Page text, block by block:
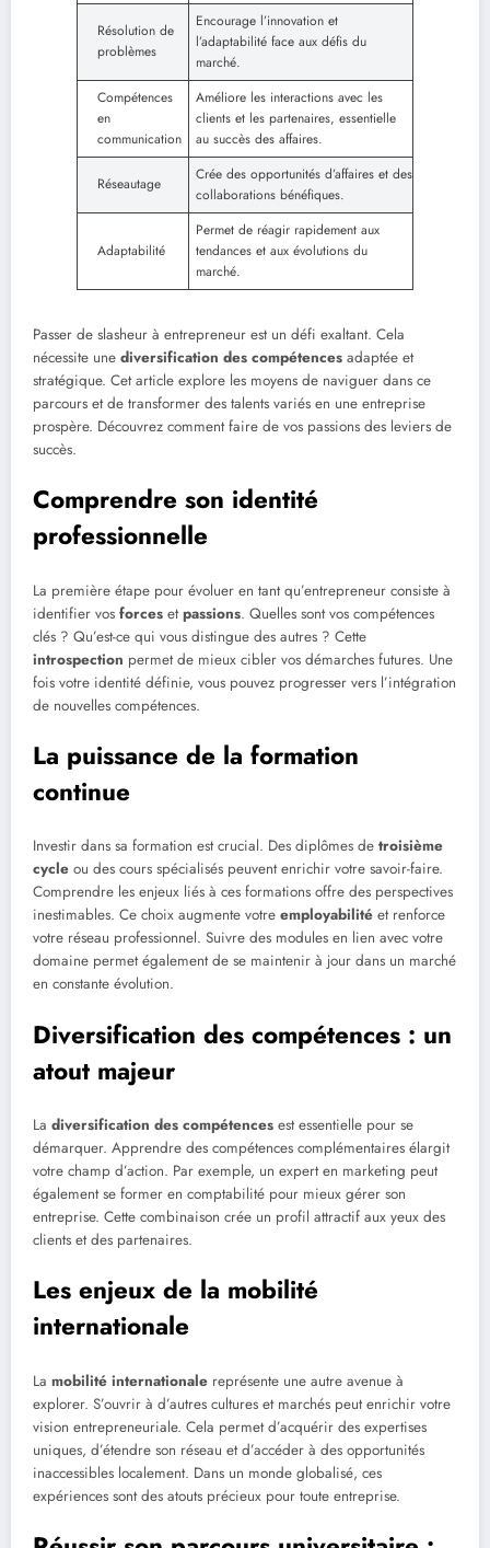
Résolution de
problèmes
Encourage l’innovation et
l’adaptabilité face aux défis du
marché.
Compétences
en
communication
Améliore les interactions avec les
clients et les partenaires, essentielle
au succès des affaires.
Réseautage
Crée des opportunités d’affaires et des
collaborations bénéfiques.
Adaptabilité
Permet de réagir rapidement aux
tendances et aux évolutions du
marché.
Passer de slasheur à entrepreneur est un défi exaltant. Cela
nécessite une diversification des compétences adaptée et
stratégique. Cet article explore les moyens de naviguer dans ce
parcours et de transformer des talents variés en une entreprise
prospère. Découvrez comment faire de vos passions des leviers de
succès.
Comprendre son identité
professionnelle
La première étape pour évoluer en tant qu’entrepreneur consiste à
identifier vos forces etpassions. Quelles sont vos compétences
clés ? Qu’est-ce qui vous distingue des autres ? Cette
introspection permet de mieux cibler vos démarches futures. Une
fois votre identité définie, vous pouvez progresser vers l’intégration
de nouvelles compétences.
La puissance de la formation
continue
Investir dans sa formation est crucial. Des diplômes de troisième
cycle ou des cours spécialisés peuvent enrichir votre savoir-faire.
Comprendre les enjeux liés à ces formations offre des perspectives
inestimables. Ce choix augmente votre employabilité et renforce
votre réseau professionnel. Suivre des modules en lien avec votre
domaine permet également de se maintenir à jour dans un marché
en constante évolution.
Diversification des compétences : un
atout majeur
La diversification des compétences est essentielle pour se
démarquer. Apprendre des compétences complémentaires élargit
votre champ d’action. Par exemple, un expert en marketing peut
également se former en comptabilité pour mieux gérer son
entreprise. Cette combinaison crée un profil attractif aux yeux des
clients et des partenaires.
Les enjeux de la mobilité
internationale
La mobilité internationale représente une autre avenue à
explorer. S’ouvrir à d’autres cultures et marchés peut enrichir votre
vision entrepreneuriale. Cela permet d’acquérir des expertises
uniques, d’étendre son réseau et d’accéder à des opportunités
inaccessibles localement. Dans un monde globalisé, ces
expériences sont des atouts précieux pour toute entreprise.